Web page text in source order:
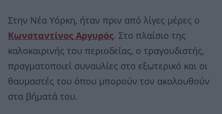
Στην Νέα Υόρκη, ήταν πριν από λίγες μέρες ο
Κωνσταντίνος Αργυρός. Στο πλαίσιο της
καλοκαιρινής του περιοδείας, ο τραγουδιστής,
πραγματοποιεί συναυλίες στο εξωτερικό και οι
θαυμαστές του όπου μπορούν τον ακολουθούν
στα βήματά του.